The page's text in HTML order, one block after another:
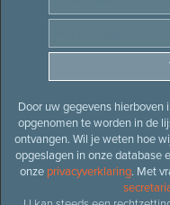
Door uw gegevens
opgenomen te worden in de
ontvangen. Wil je weten hoe
opgeslagen in onze database
onze privacyverklaring. Met